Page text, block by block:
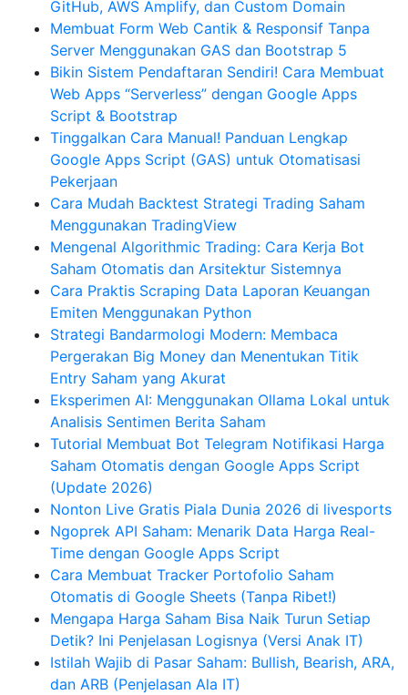
GitHub, AWS Amplify, dan Custom Domain
Membuat Form Web Cantik & Responsif Tanpa
Server Menggunakan GAS dan Bootstrap 5
Bikin Sistem Pendaftaran Sendiri! Cara Membuat
Web Apps “Serverless” dengan Google Apps
Script & Bootstrap
Tinggalkan Cara Manual! Panduan Lengkap
Google Apps Script (GAS) untuk Otomatisasi
Pekerjaan
Cara Mudah Backtest Strategi Trading Saham
Menggunakan TradingView
Mengenal Algorithmic Trading: Cara Kerja Bot
Saham Otomatis dan Arsitektur Sistemnya
Cara Praktis Scraping Data Laporan Keuangan
Emiten Menggunakan Python
Strategi Bandarmologi Modern: Membaca
Pergerakan Big Money dan Menentukan Titik
Entry Saham yang Akurat
Eksperimen AI: Menggunakan Ollama Lokal untuk
Analisis Sentimen Berita Saham
Tutorial Membuat Bot Telegram Notifikasi Harga
Saham Otomatis dengan Google Apps Script
(Update 2026)
Nonton Live Gratis Piala Dunia 2026 di livesports
Ngoprek API Saham: Menarik Data Harga Real-
Time dengan Google Apps Script
Cara Membuat Tracker Portofolio Saham
Otomatis di Google Sheets (Tanpa Ribet!)
Mengapa Harga Saham Bisa Naik Turun Setiap
Detik? Ini Penjelasan Logisnya (Versi Anak IT)
Istilah Wajib di Pasar Saham: Bullish, Bearish, ARA,
dan ARB (Penjelasan Ala IT)